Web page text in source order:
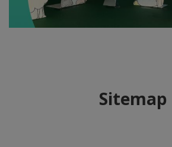
Sitemap